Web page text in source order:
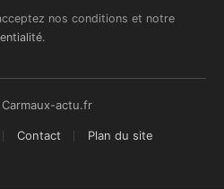
nos conditions et notre
.
actu.fr
Contact Plan du site